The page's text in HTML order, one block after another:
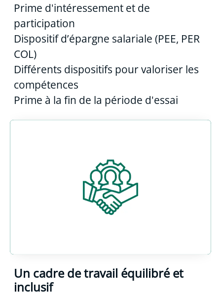
Prime d'intéressement et de
participation
Dispositif d’épargne salariale (PEE, PER
COL)
Différents dispositifs pour valoriser les
compétences
Prime à la fin de la période d'essai
Un cadre de travail équilibré et
inclusif